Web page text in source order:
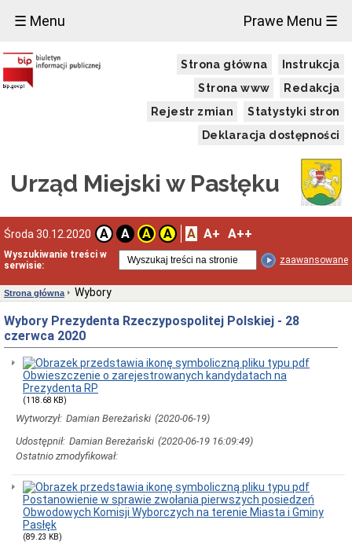
☰ Menu Prawe Menu ☰
Strona główna
Instrukcja
Strona www
Redakcja
Rejestr zmian
Statystyki stron
Deklaracja dostępności
Urząd Miejski w Pasłęku
Środa 30.12.2020 A A A A A A+ A++
Wyszukiwanie treści w
serwisie:
zaawansowane
Urząd
Miejski
Wiadomości
Kodeks
Etyki
Urzędu
Miejskiego
Pasłęku
Urzędu
Struktura
organizacyjna
Ogłoszenia
o
naborze
wolne
stanowiska
Obwieszczenia
zawiadomienia
publiczne
Ochrona
Danych
Osobowych
Strona główna Wybory
Wybory Prezydenta Rzeczypospolitej Polskiej - 28
czerwca 2020
Obwieszczenie o zarejestrowanych kandydatach na
Prezydenta RP
(118.68 KB)
Wytworzył: Damian Bereżański (2020-06-19)
Udostępnił: Damian Bereżański (2020-06-19 16:09:49)
Ostatnio zmodyfikował:
Postanowienie w sprawie zwołania pierwszych posiedzeń
Obwodowych Komisji Wyborczych na terenie Miasta i Gminy
Pasłęk
(89.23 KB)
×